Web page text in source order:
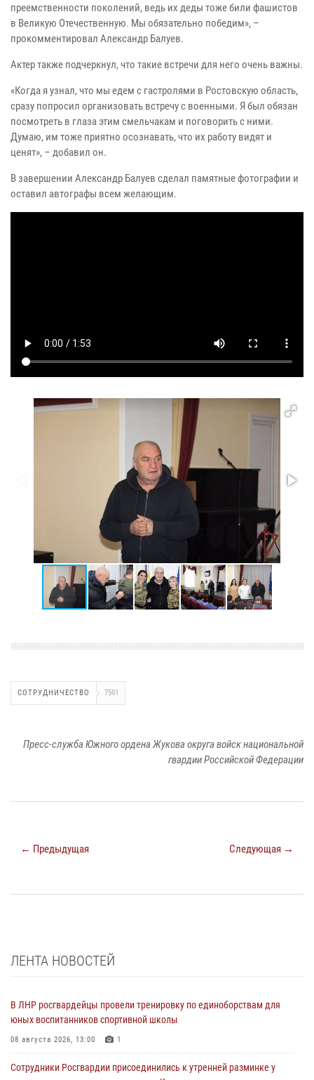
преемственности поколений, ведь их деды тоже били фашистов
в Великую Отечественную. Мы обязательно победим», –
прокомментировал Александр Балуев.
Актер также подчеркнул, что такие встречи для него очень важны.
«Когда я узнал, что мы едем с гастролями в Ростовскую область,
сразу попросил организовать встречу с военными. Я был обязан
посмотреть в глаза этим смельчакам и поговорить с ними.
Думаю, им тоже приятно осознавать, что их работу видят и
ценят», – добавил он.
В завершении Александр Балуев сделал памятные фотографии и
оставил автографы всем желающим.
СОТРУДНИЧЕСТВО 7591
Пресс-служба Южного ордена Жукова округа войск национальной
гвардии Российской Федерации
← Предыдущая Следующая →
ЛЕНТА НОВОСТЕЙ
В ЛНР росгвардейцы провели тренировку по единоборствам для
юных воспитанников спортивной школы
08 августа 2026, 13:00 1
Сотрудники Росгвардии присоединились к утренней разминке у